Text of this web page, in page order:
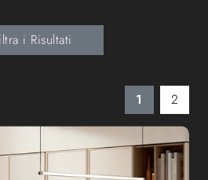
i Risultati
1 2